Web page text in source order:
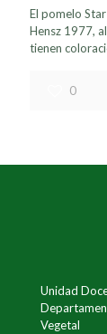
El pomelo
Hensz 1977,
tienen
0
Unidad
Vegetal